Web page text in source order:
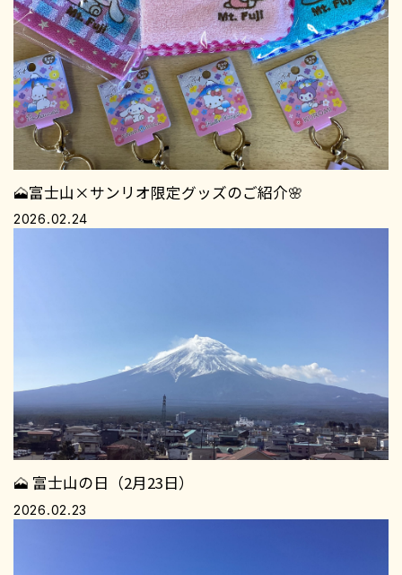
🗻富士山×サンリオ限定グッズのご紹介🌸
2026.02.24
🗻 富士山の日（2月23日）
2026.02.23